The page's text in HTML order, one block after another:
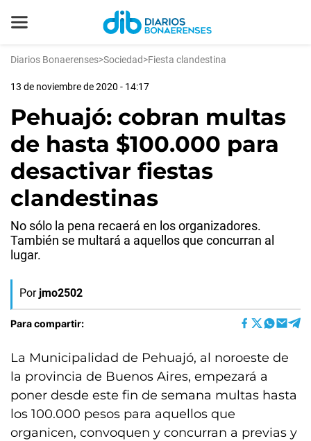
Diarios Bonaerenses>Sociedad>Fiesta clandestina
13 de noviembre de 2020 - 14:17
Pehuajó: cobran multas
de hasta $100.000 para
desactivar fiestas
clandestinas
No sólo la pena recaerá en los organizadores.
También se multará a aquellos que concurran al
lugar.
Por jmo2502
Para compartir:
La Municipalidad de Pehuajó, al noroeste de
la provincia de Buenos Aires, empezará a
poner desde este fin de semana multas hasta
los 100.000 pesos para aquellos que
organicen, convoquen y concurran a previas y